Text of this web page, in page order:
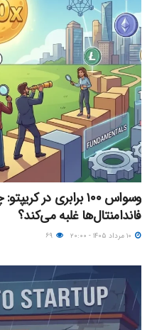
وسواس ۱۰۰ برابری در
فاندامنتال‌ها غلبه می‌کند؟